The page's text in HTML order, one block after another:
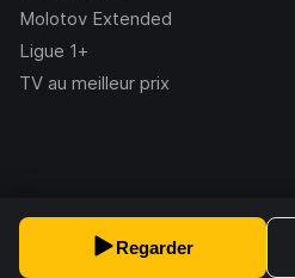
Regarder
Molotov Extended
Ligue 1+
TV au meilleur prix